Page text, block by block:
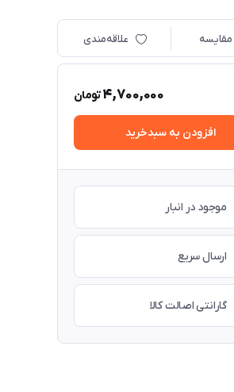
مقایسه علاقه‌مندی
4,700,000تومان
افزودن به سبدخرید
موجود در انبار
ارسال سریع
گارانتی اصالت کالا